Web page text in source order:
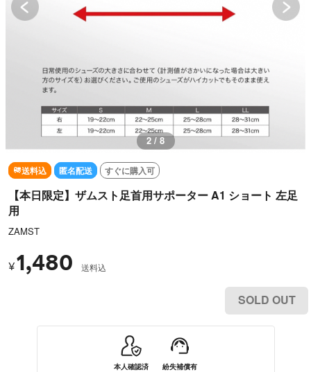
2 / 8
送料込 匿名配送 すぐに購入可
【本日限定】ザムスト足首用サポーター A1 ショート 左足
用
ZAMST
¥1,480 送料込
SOLD OUT
本人確認済 紛失補償有